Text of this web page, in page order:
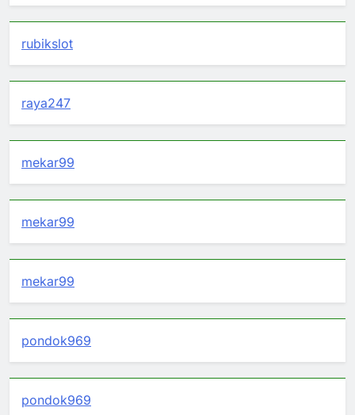
rubikslot
raya247
mekar99
mekar99
mekar99
pondok969
pondok969